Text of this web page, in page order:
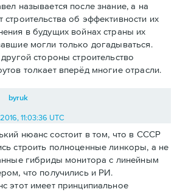
называется после знание, а на
строительства об эффективности их
в будущих войнах страны их
могли только догадываться.
стороны строительство
толкает вперёд многие отрасли.
byruk
11:03:36 UTC
нюанс состоит в том, что в СССР
строить полноценные линкоры, а не
гибриды монитора с линейным
что получились и РИ.
этот имеет принципиальное